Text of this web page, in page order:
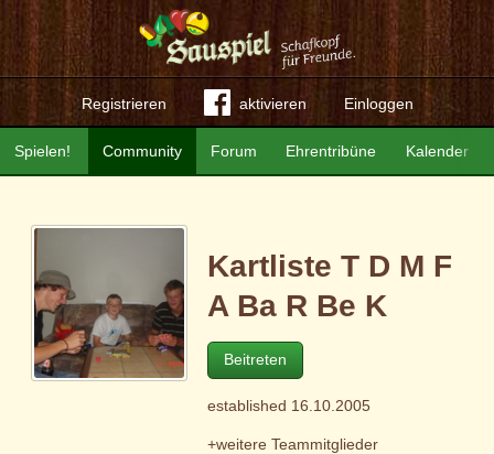
Registrieren aktivieren Einloggen
Community Forum Ehrentribüne Kalender
Spielen!
Kartliste T D M F
A Ba R Be K
Beitreten
established 16.10.2005
+weitere Teammitglieder